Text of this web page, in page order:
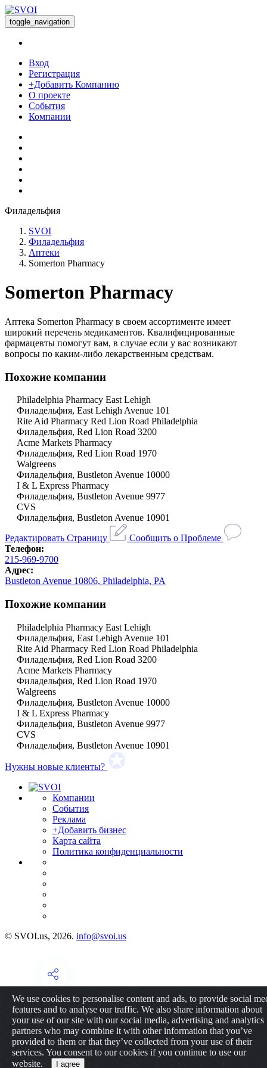
toggle_navigation
Вход
Регистрация
+Добавить Компанию
О проекте
События
Компании
Филадельфия
SVOI
Филадельфия
Аптеки
Somerton Pharmacy
Somerton Pharmacy
Аптека Somerton Pharmacy в своем ассортименте имеет
широкий перечень медикаментов. Квалифицированные
фармацевты помогут вам, в случае если у вас возникают
вопросы по каким-либо лекарственным средствам.
Похожие компании
Philadelphia Pharmacy East Lehigh
Филадельфия, East Lehigh Avenue 101
Rite Aid Pharmacy Red Lion Road Philadelphia
Филадельфия, Red Lion Road 3200
Acme Markets Pharmacy
Филадельфия, Red Lion Road 1970
Walgreens
Филадельфия, Bustleton Avenue 10000
I & L Express Pharmacy
Филадельфия, Bustleton Avenue 9977
CVS
Филадельфия, Bustleton Avenue 10901
Редактировать Страницу
Сообщить о Проблеме
Телефон:
215-969-9700
Адрес:
Bustleton Avenue 10806, Philadelphia, PA
Похожие компании
Philadelphia Pharmacy East Lehigh
Филадельфия, East Lehigh Avenue 101
Rite Aid Pharmacy Red Lion Road Philadelphia
Филадельфия, Red Lion Road 3200
Acme Markets Pharmacy
Филадельфия, Red Lion Road 1970
Walgreens
Филадельфия, Bustleton Avenue 10000
I & L Express Pharmacy
Филадельфия, Bustleton Avenue 9977
CVS
Филадельфия, Bustleton Avenue 10901
Нужны новые клиенты?
Компании
События
Реклама
+Добавить бизнес
Карта сайта
Политика конфиденциальности
© SVOI.us, 2026. info@svoi.us
We use cookies to personalise content and ads, to provide social
features and to analyse our traffic. We also share information about
your use of our site with our social media, advertising and analytics
partners who may combine it with other information that you’ve
provided to them or that they’ve collected from your use of their
services. You consent to our cookies if you continue to use our
website.
I agree